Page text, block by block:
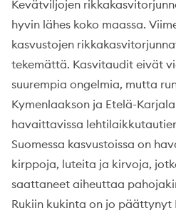
Kevätviljojen
hyvin lähes koko maassa.
kasvustojen
tekemättä. Kasvitaudit eivät
suurempia ongelmia, mutta
Kymenlaakson ja Etelä-
havaittavissa
Suomessa kasvustoissa on
kirppoja, luteita ja kirvoja,
saattaneet aiheuttaa
Rukiin kukinta on jo päättynyt